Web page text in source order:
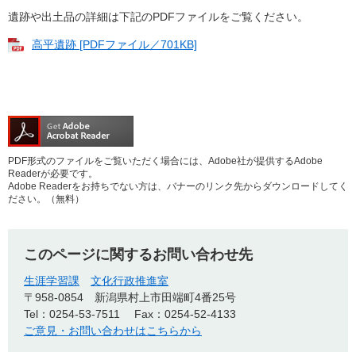
遺跡や出土品の詳細は下記のPDFファイルをご覧ください。
高平遺跡 [PDFファイル／701KB]
PDF形式のファイルをご覧いただく場合には、Adobe社が提供するAdobe
Readerが必要です。
Adobe Readerをお持ちでない方は、バナーのリンク先からダウンロードしてく
ださい。（無料）
このページに関するお問い合わせ先
生涯学習課
文化行政推進室
〒958-0854
新潟県村上市田端町4番25号
Tel：0254-53-7511
Fax：0254-52-4133
ご意見・お問い合わせはこちらから